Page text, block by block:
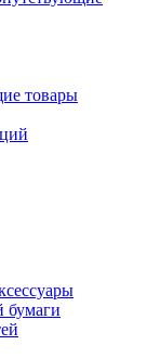
товары
бумаги